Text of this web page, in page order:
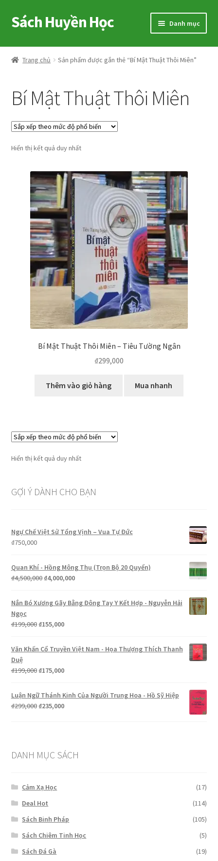
Đi
đến
hướng
Chuyển
đến
dung
Sách Huyền Học Danh mục
Home
Shop
Voucher
Hướng Dẫn
My account
Trang chủ Sản phẩm được gắn thẻ “Bí Mật Thuật Thôi Miên”
Bí Mật Thuật Thôi Miên
Hiển thị kết quả duy nhất
Bí Mật Thuật Thôi Miên – Tiêu Tường Ngân
₫299,000
Thêm vào giỏ hàng Mua nhanh
Hiển thị kết quả duy nhất
GỢI Ý DÀNH CHO BẠN
Ngự Chế Việt Sử Tổng Vịnh – Vua Tự Đức
₫750,000
Quan Khí - Hồng Mông Thụ (Trọn Bộ 20 Quyển)
₫4,500,000 Giá
là:
₫4,500,000.
₫4,000,000Giá
tại
là:
Nắn Bó Xương Gãy Bằng Đông Tay Y Kết Hợp - Nguyễn Hải
Ngọc
₫199,000 Giá
là:
₫199,000.
₫155,000Giá
tại
₫155,000.
Văn Khấn Cổ Truyền Việt Nam - Họa Thượng Thích Thanh
Duệ
₫199,000 Giá
là:
₫199,000.
₫175,000Giá
tại
là:
Luận Ngữ Thánh Kinh Của Người Trung Hoa - Hồ Sỹ Hiệp
₫299,000 Giá
₫235,000Giá
₫235,000.
DANH MỤC SÁCH
Cảm Xạ Học
(17)
Deal Hot
(114)
Sách Binh Pháp
(105)
Sách Chiêm Tinh Học
(5)
Sách Đá Gà
(19)